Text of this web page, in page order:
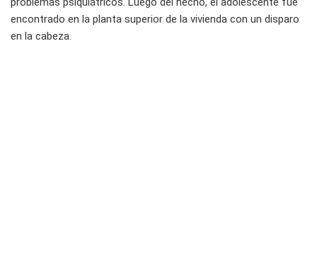
encontrado en la planta superior de la vivienda con un disparo
en la cabeza.